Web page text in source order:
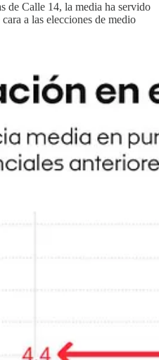
de Calle 14, la media ha servido
a las elecciones de medio